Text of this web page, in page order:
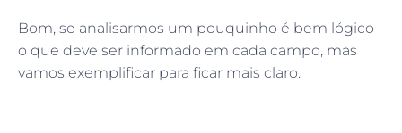
Bom, se analisarmos um pouquinho é bem lógico
o que deve ser informado em cada campo, mas
vamos exemplificar para ficar mais claro.